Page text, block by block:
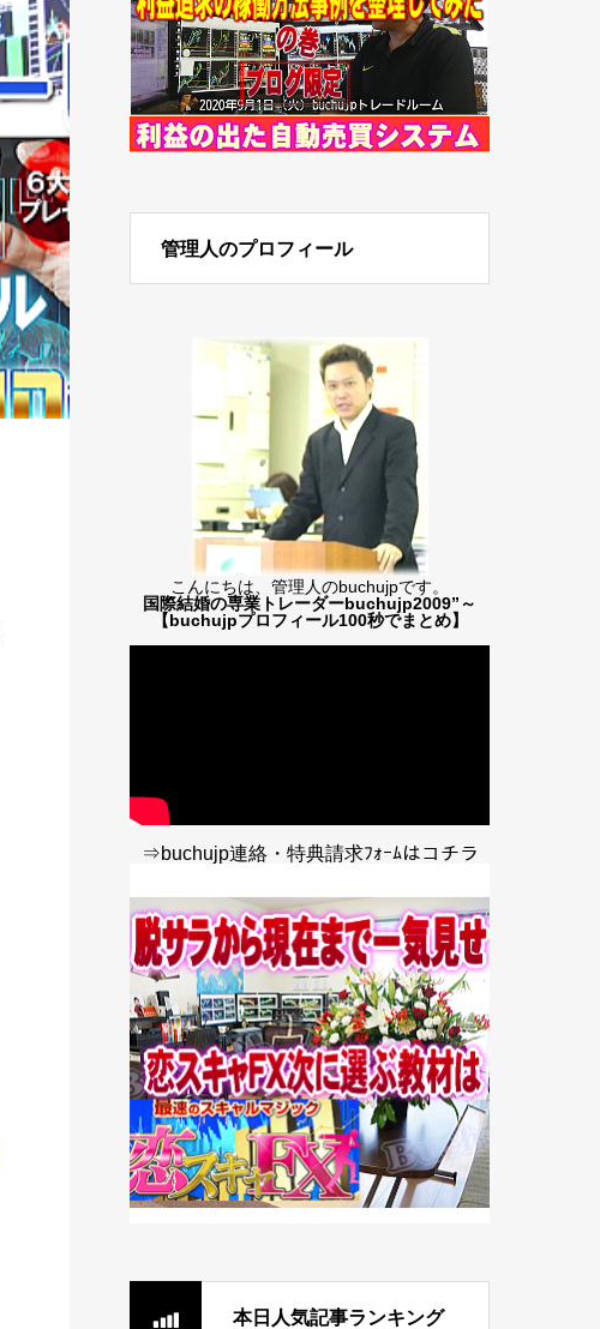
管理人のプロフィール
こんにちは、管理人のbuchujpです。
国際結婚の専業トレーダーbuchujp2009”～
【buchujpプロフィール100秒でまとめ】
⇒buchujp連絡・特典請求ﾌｫｰﾑはコチラ
本日人気記事ランキング